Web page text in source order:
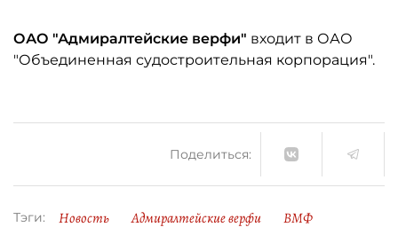
ОАО "Адмиралтейские верфи" входит в ОАО
"Объединенная судостроительная корпорация".
Поделиться:
Тэги: Новость Адмиралтейские верфи ВМФ